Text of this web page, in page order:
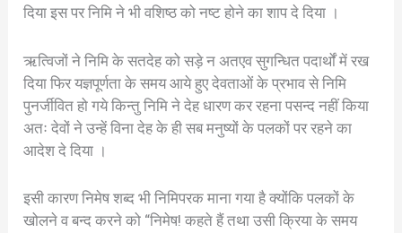
दिया इस पर निमि ने भी वशिष्ठ को नष्ट होने का शाप दे दिया ।
ऋत्विजों ने निमि के सतदेह को सड़े न अतएव सुगन्धित पदार्थों में रख
दिया फिर यज्ञपूर्णता के समय आये हुए देवताओं के प्रभाव से निमि
पुनर्जीवित हो गये किन्तु निमि ने देह धारण कर रहना पसन्द नहीं किया
अतः देवों ने उन्हें विना देह के ही सब मनुष्यों के पलकों पर रहने का
आदेश दे दिया ।
इसी कारण निमेष शब्द भी निमिपरक माना गया है क्योंकि पलकों के
खोलने व बन्द करने को “निमेष! कहते हैं तथा उसी क्रिया के समय